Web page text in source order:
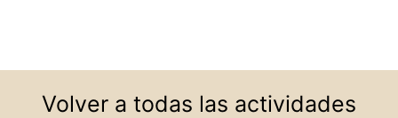
Volver a todas las actividades